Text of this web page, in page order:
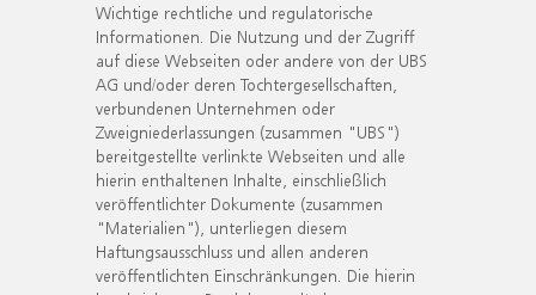
Wichtige rechtliche und regulatorische
Informationen. Die Nutzung und der Zugriff
auf diese Webseiten oder andere von der UBS
AG und/oder deren Tochtergesellschaften,
verbundenen Unternehmen oder
Zweigniederlassungen (zusammen "UBS")
bereitgestellte verlinkte Webseiten und alle
hierin enthaltenen Inhalte, einschließlich
veröffentlichter Dokumente (zusammen
"Materialien"), unterliegen diesem
Haftungsausschluss und allen anderen
veröffentlichten Einschränkungen. Die hierin